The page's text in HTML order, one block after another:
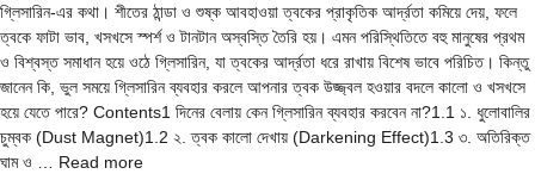
গ্লিসারিন-এর কথা। শীতের ঠান্ডা ও শুষ্ক আবহাওয়া ত্বকের প্রাকৃতিক আর্দ্রতা কমিয়ে দেয়, ফলে
ত্বকে ফাটা ভাব, খসখসে স্পর্শ ও টানটান অস্বস্তি তৈরি হয়। এমন পরিস্থিতিতে বহু মানুষের প্রথম
ও বিশ্বস্ত সমাধান হয়ে ওঠে গ্লিসারিন, যা ত্বকের আর্দ্রতা ধরে রাখায় বিশেষ ভাবে পরিচিত। কিন্তু
জানেন কি, ভুল সময়ে গ্লিসারিন ব্যবহার করলে আপনার ত্বক উজ্জ্বল হওয়ার বদলে কালো ও খসখসে
হয়ে যেতে পারে? Contents1 দিনের বেলায় কেন গ্লিসারিন ব্যবহার করবেন না?1.1 ১. ধুলোবালির
চুম্বক (Dust Magnet)1.2 ২. ত্বক কালো দেখায় (Darkening Effect)1.3 ৩. অতিরিক্ত
ঘাম ও … Read more